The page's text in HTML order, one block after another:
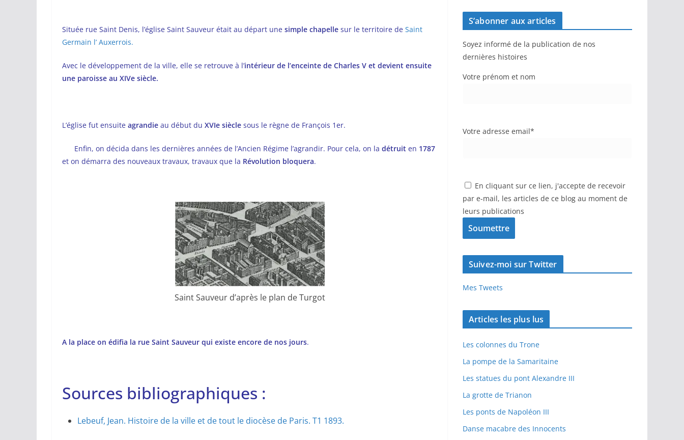
Située rue Saint Denis, l’église Saint Sauveur était au départ une simple chapelle sur le territoire de Saint
Germain l’ Auxerrois.
Avec le développement de la ville, elle se retrouve à l’intérieur de l’enceinte de Charles V et devient ensuite
une paroisse au XIVe siècle.
L’église fut ensuite agrandie au début du XVIe siècle sous le règne de François 1er.
Enfin, on décida dans les dernières années de l’Ancien Régime l’agrandir. Pour cela, on la détruit en 1787
et on démarra des nouveaux travaux, travaux que la Révolution bloquera.
Saint Sauveur d’après le plan de Turgot
A la place on édifia la rue Saint Sauveur qui existe encore de nos jours.
Sources bibliographiques :
Lebeuf, Jean. Histoire de la ville et de tout le diocèse de Paris. T1 1893.
S’abonner aux articles
Soyez informé de la publication de nos
dernières histoires
Votre prénom et nom
Votre adresse email*
En cliquant sur ce lien, j'accepte de recevoir
par e-mail, les articles de ce blog au moment de
leurs publications
Suivez-moi sur Twitter
Mes Tweets
Articles les plus lus
Les colonnes du Trone
La pompe de la Samaritaine
Les statues du pont Alexandre III
La grotte de Trianon
Les ponts de Napoléon III
Danse macabre des Innocents